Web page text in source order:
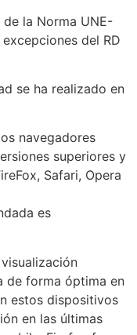
la Norma UNE-
del RD
se ha realizado en
navegadores
superiores y
Safari, Opera
es
de forma óptima en
estos dispositivos
en las últimas